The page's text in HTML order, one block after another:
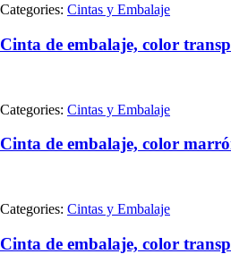
Categories: Cintas y Embalaje
Cinta de embalaje, color
Categories: Cintas y Embalaje
Cinta de embalaje, color
Categories: Cintas y Embalaje
Cinta de embalaje, color